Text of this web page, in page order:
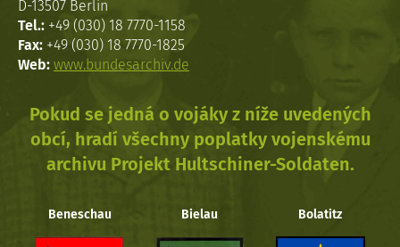
D-13507 Berlin
Tel.: +49 (030) 18 7770-1158
Fax: +49 (030) 18 7770-1825
Web: www.bundesarchiv.de
Pokud se jedná o vojáky z níže uvedených
obcí, hradí všechny poplatky vojenskému
archivu Projekt Hultschiner-Soldaten.
Beneschau Bielau Bolatitz